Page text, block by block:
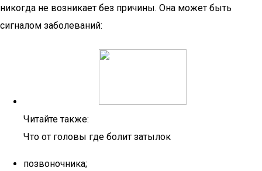
никогда не возникает без причины. Она может быть
сигналом заболеваний:
Читайте также:
Что от головы где болит затылок
позвоночника;